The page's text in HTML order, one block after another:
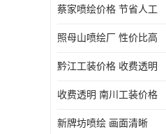
蔡家喷绘价格 节省人工
照母山喷绘厂 性价比高
黔江工装价格 收费透明
收费透明 南川工装价格
新牌坊喷绘 画面清晰